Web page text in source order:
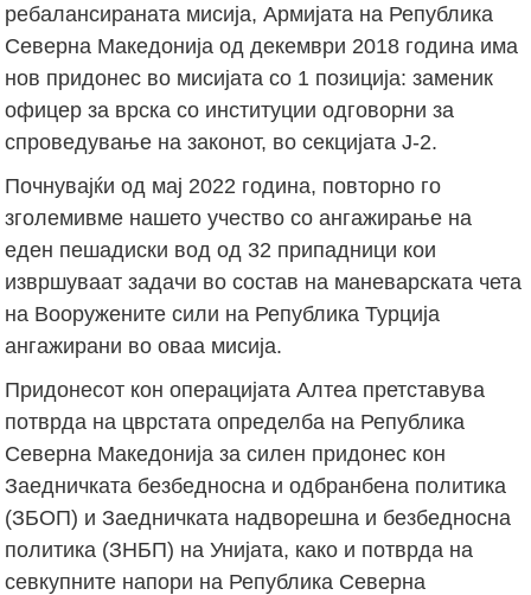
ребалансираната мисија, Армијата на Република
Северна Македонија од декември 2018 година има
нов придонес во мисијата со 1 позиција: заменик
офицер за врска со институции одговорни за
спроведување на законот, во секцијата Ј-2.
Почнувајќи од мај 2022 година, повторно го
зголемивме нашето учество со ангажирање на
еден пешадиски вод од 32 припадници кои
извршуваат задачи во состав на маневарската чета
на Вооружените сили на Република Турција
ангажирани во оваа мисија.
Придонесот кон операцијата Алтеа претставува
потврда на цврстата определба на Република
Северна Македонија за силен придонес кон
Заедничката безбедносна и одбранбена политика
(ЗБОП) и Заедничката надворешна и безбедносна
политика (ЗНБП) на Унијата, како и потврда на
севкупните напори на Република Северна